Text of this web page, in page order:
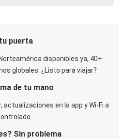
puerta
disponibles ya, 40+
globales. ¿Listo para viajar?
de tu mano
actualizaciones en la app y Wi-Fi a
Sin problema